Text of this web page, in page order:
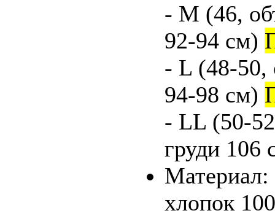
- М (46,
92-94 см)
- L (48-50,
94-98 см)
- LL (50-
груди 106
хлопок